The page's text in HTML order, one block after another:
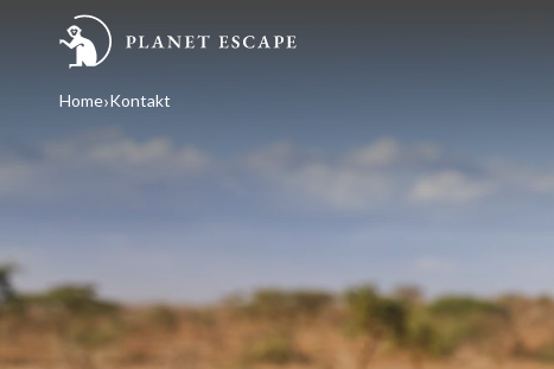
Home Kontakt